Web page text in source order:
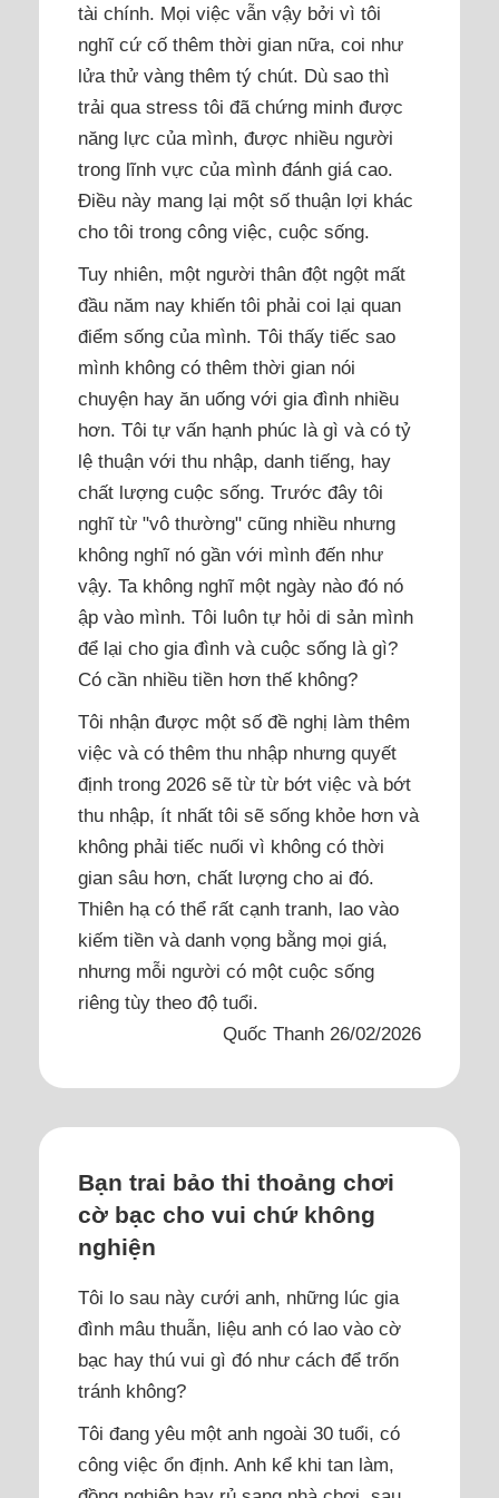
tài chính. Mọi việc vẫn vậy bởi vì tôi
nghĩ cứ cố thêm thời gian nữa, coi như
lửa thử vàng thêm tý chút. Dù sao thì
trải qua stress tôi đã chứng minh được
năng lực của mình, được nhiều người
trong lĩnh vực của mình đánh giá cao.
Điều này mang lại một số thuận lợi khác
cho tôi trong công việc, cuộc sống.
Tuy nhiên, một người thân đột ngột mất
đầu năm nay khiến tôi phải coi lại quan
điểm sống của mình. Tôi thấy tiếc sao
mình không có thêm thời gian nói
chuyện hay ăn uống với gia đình nhiều
hơn. Tôi tự vấn hạnh phúc là gì và có tỷ
lệ thuận với thu nhập, danh tiếng, hay
chất lượng cuộc sống. Trước đây tôi
nghĩ từ "vô thường" cũng nhiều nhưng
không nghĩ nó gần với mình đến như
vậy. Ta không nghĩ một ngày nào đó nó
ập vào mình. Tôi luôn tự hỏi di sản mình
để lại cho gia đình và cuộc sống là gì?
Có cần nhiều tiền hơn thế không?
Tôi nhận được một số đề nghị làm thêm
việc và có thêm thu nhập nhưng quyết
định trong 2026 sẽ từ từ bớt việc và bớt
thu nhập, ít nhất tôi sẽ sống khỏe hơn và
không phải tiếc nuối vì không có thời
gian sâu hơn, chất lượng cho ai đó.
Thiên hạ có thể rất cạnh tranh, lao vào
kiếm tiền và danh vọng bằng mọi giá,
nhưng mỗi người có một cuộc sống
riêng tùy theo độ tuổi.
Quốc Thanh 26/02/2026
Bạn trai bảo thi thoảng chơi
cờ bạc cho vui chứ không
nghiện
Tôi lo sau này cưới anh, những lúc gia
đình mâu thuẫn, liệu anh có lao vào cờ
bạc hay thú vui gì đó như cách để trốn
tránh không?
Tôi đang yêu một anh ngoài 30 tuổi, có
công việc ổn định. Anh kể khi tan làm,